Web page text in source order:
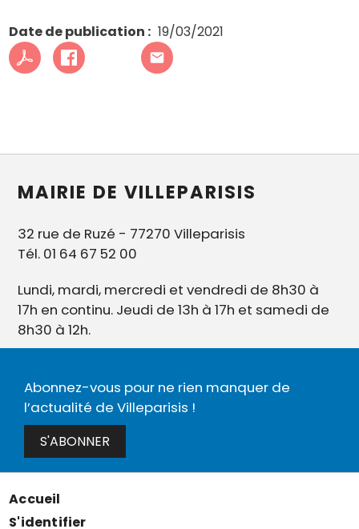
Date de publication 19/03/2021
MAIRIE DE VILLEPARISIS
32 rue de Ruzé - 77270 Villeparisis
Tél. 01 64 67 52 00
Lundi, mardi, mercredi et vendredi de 8h30 à
17h en continu. Jeudi de 13h à 17h et samedi de
8h30 à 12h.
Abonnez-vous pour ne rien manquer de
l’actualité de Villeparisis !
S'ABONNER
Menu
Accueil
S'identifier